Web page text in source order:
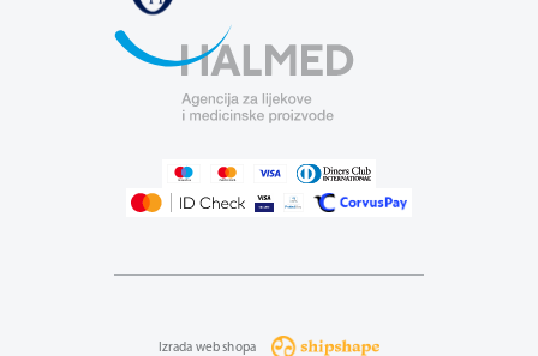
Izrada web shopa